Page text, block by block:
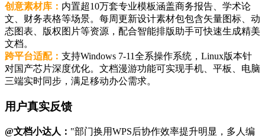
创意素材库： 内置超10万套专业模板涵盖商务报告、学术论
文、财务表格等场景。每周更新设计素材包包含矢量图标、动
态图表、版权图片等资源，配合智能排版助手可快速生成精美
文档。
跨平台适配： 支持Windows 7-11全系操作系统，Linux版本针
对国产芯片深度优化。文档漫游功能可实现手机、平板、电脑
三端实时同步，满足移动办公需求。
用户真实反馈
@文档小达人： "部门换用WPS后协作效率提升明显，多人编